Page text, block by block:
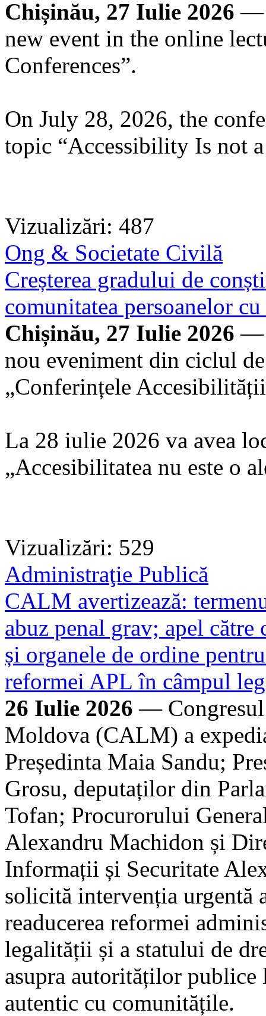
Chișinău, 27 Iulie 2026 —
new event in the online
Conferences”.
On July 28, 2026, the
topic “Accessibility Is not
Vizualizări: 487
Ong & Societate Civilă
Creșterea gradului de
comunitatea persoanelor
Chișinău, 27 Iulie 2026 —
nou eveniment din ciclul
„Conferințele
La 28 iulie 2026 va avea
„Accesibilitatea nu este o
Vizualizări: 529
Administraţie Publică
CALM avertizează:
abuz penal grav; apel
și organele de ordine
reformei APL în câmpul
26 Iulie 2026 —
Moldova (CALM) a
Președinta Maia Sandu;
Grosu, deputaților din
Tofan; Procurorului
Alexandru Machidon și
Informații și Securitate
solicită intervenția
readucerea reformei
legalității și a statului de
asupra autorităților
autentic cu comunitățile.